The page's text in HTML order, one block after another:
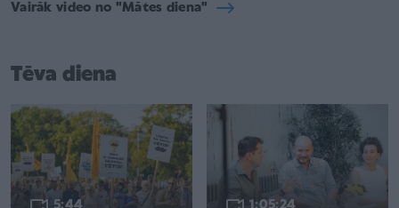
Vairāk video no "Mātes diena"
Tēva diena